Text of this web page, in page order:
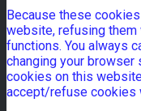
Because these
website, refusing
functions. You always
changing your
cookies on this
accept/refuse cookies